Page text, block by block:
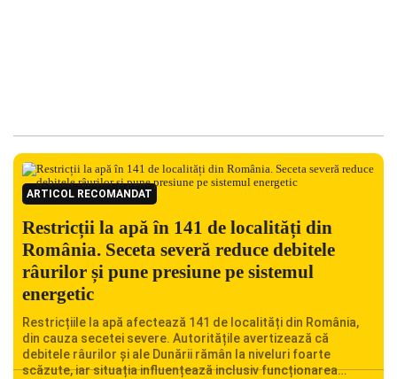
ARTICOL RECOMANDAT
Restricții la apă în 141 de localități din
România. Seceta severă reduce debitele
râurilor și pune presiune pe sistemul
energetic
Restricțiile la apă afectează 141 de localități din România,
din cauza secetei severe. Autoritățile avertizează că
debitele râurilor și ale Dunării rămân la niveluri foarte
scăzute, iar situația influențează inclusiv funcționarea